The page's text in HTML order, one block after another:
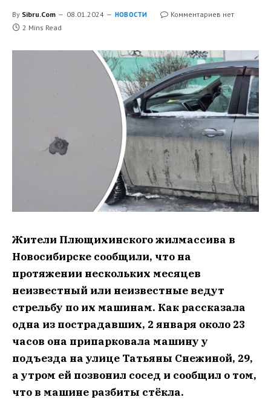
By Sibru.Com 08.01.2024 НОВОСТИ
Комментариев нет
2 Mins Read
Жители Плющихинского жилмассива в
Новосибирске сообщили, что на
протяжении нескольких месяцев
неизвестный или неизвестные ведут
стрельбу по их машинам. Как рассказала
одна из пострадавших, 2 января около 23
часов она припарковала машину у
подъезда на улице Татьяны Снежиной, 29,
а утром ей позвонил сосед и сообщил о том,
что в машине разбиты стёкла.